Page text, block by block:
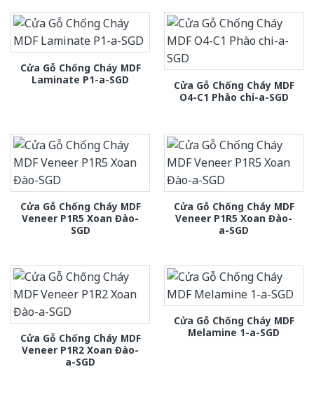
Cửa Gỗ Chống Cháy MDF
Laminate P1-a-SGD
Cửa Gỗ Chống Cháy MDF
O4-C1 Phào chi-a-SGD
Cửa Gỗ Chống Cháy MDF
Veneer P1R5 Xoan Đào-
SGD
Cửa Gỗ Chống Cháy MDF
Veneer P1R5 Xoan Đào-
a-SGD
Cửa Gỗ Chống Cháy MDF
Veneer P1R2 Xoan Đào-
a-SGD
Cửa Gỗ Chống Cháy MDF
Melamine 1-a-SGD